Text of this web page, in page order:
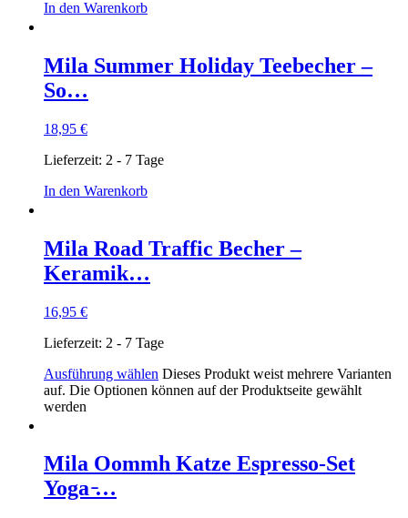
In den Warenkorb
Mila Summer Holiday Teebecher –
So…
18,95 €
Lieferzeit: 2 - 7 Tage
In den Warenkorb
Mila Road Traffic Becher –
Keramik…
16,95 €
Lieferzeit: 2 - 7 Tage
Ausführung wählen Dieses Produkt weist mehrere Varianten
auf. Die Optionen können auf der Produktseite gewählt
werden
Mila Oommh Katze Espresso-Set
Yoga ̵…